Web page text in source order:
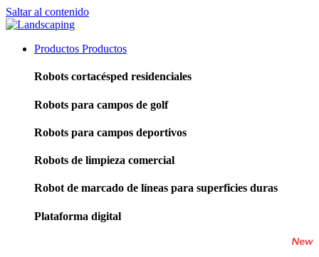
Saltar al contenido
Productos Productos
Robots cortacésped residenciales
Robots para campos de golf
Robots para campos deportivos
Robots de limpieza comercial
Robot de marcado de líneas para superficies duras
Plataforma digital